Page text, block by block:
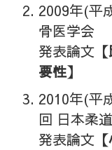
2009年(平
骨医学会
発表論文
要性】
2010年(平
回 日本柔
発表論文